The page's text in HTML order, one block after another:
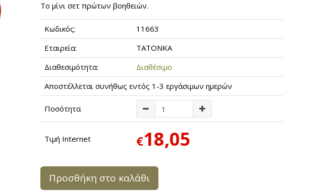
Το μίνι σετ πρώτων βοηθειών.
Κωδικός:
11663
Εταιρεία:
TATONKA
Διαθεσιμότητα:
Διαθέσιμο
Αποστέλλεται συνήθως εντός 1-3 εργάσιμων ημερών
Ποσότητα
Τιμή Internet €18,05
Προσθήκη στο καλάθι